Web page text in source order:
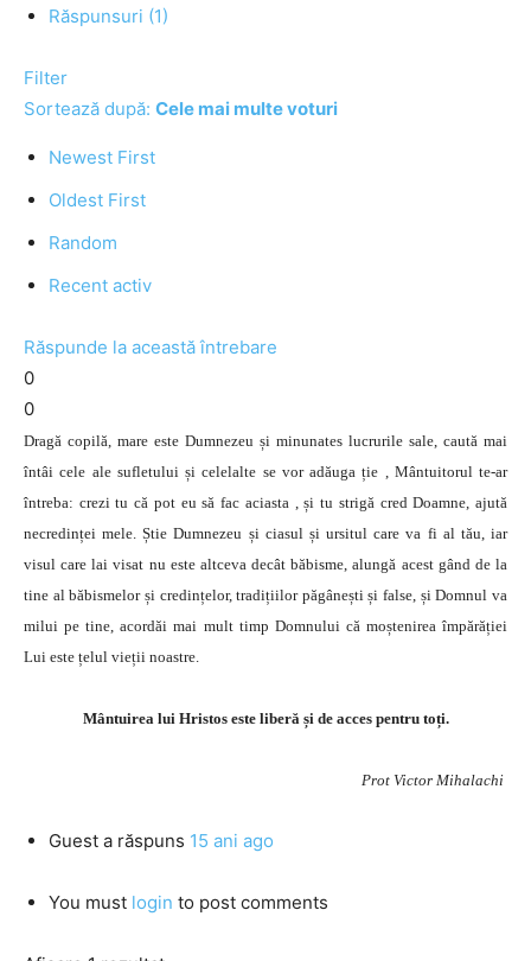
Răspunsuri (1)
Filter
Sortează după: Cele mai multe voturi
Newest First
Oldest First
Random
Recent activ
Răspunde la această întrebare
0
0
Dragă copilă, mare este Dumnezeu și minunates lucrurile sale, caută mai
întâi cele ale sufletului și celelalte se vor adăuga ție , Mântuitorul te-ar
întreba: crezi tu că pot eu să fac aciasta , și tu strigă cred Doamne, ajută
necredinței mele. Știe Dumnezeu și ciasul și ursitul care va fi al tău, iar
visul care lai visat nu este altceva decât băbisme, alungă acest gând de la
tine al băbismelor și credințelor, tradițiilor păgânești și false, și Domnul va
milui pe tine, acordăi mai mult timp Domnului că moștenirea împărăției
Lui este țelul vieții noastre.
Mântuirea lui Hristos este liberă și de acces pentru toți.
Prot Victor Mihalachi
Guest a răspuns 15 ani ago
You must login to post comments